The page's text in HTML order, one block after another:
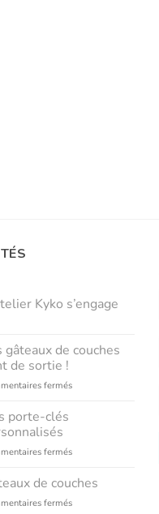
Kyko s’engage
gâteaux de couches
de sortie !
ferméssur
sont
sortie
porte-clés
ferméssur
porte-
personnalisés
de couches
ferméssur